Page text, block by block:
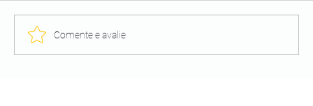
Comente e avalie